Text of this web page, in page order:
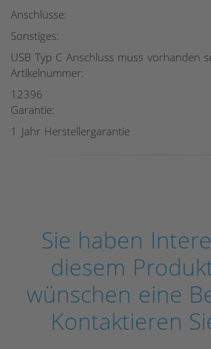
Anschlüsse:
Sonstiges:
USB Typ C Anschluss muss vorhanden
Artikelnummer:
12396
Garantie:
1 Jahr Herstellergarantie
Sie haben
diesem
wünschen eine
Kontaktieren